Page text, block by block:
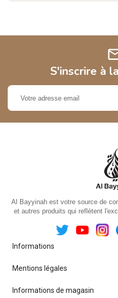
S'inscrire à
Al Bayyinah est votre source de
et autres produits qui reflètent
Informations
Mentions légales
Informations de magasin